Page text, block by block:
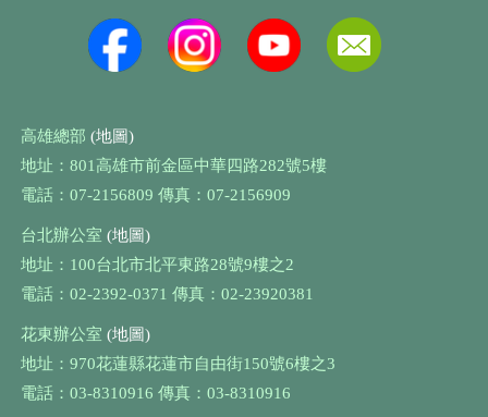
高雄總部 (地圖)
地址：801高雄市前金區中華四路282號5樓
電話：07-2156809 傳真：07-2156909
台北辦公室 (地圖)
地址：100台北市北平東路28號9樓之2
電話：02-2392-0371 傳真：02-23920381
花東辦公室 (地圖)
地址：970花蓮縣花蓮市自由街150號6樓之3
電話：03-8310916 傳真：03-8310916